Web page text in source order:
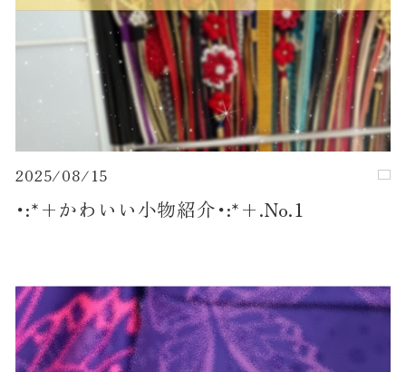
2025/08/15
･:*+かわいい小物紹介･:*+.No.1